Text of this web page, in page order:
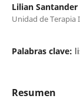
Lilian Santander
Unidad de Terapia
Palabras clave:
Resumen